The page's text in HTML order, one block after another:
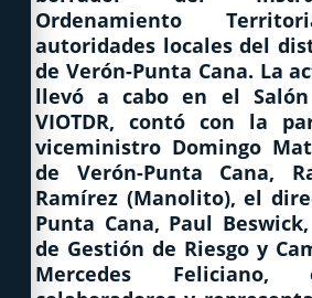
Ordenamiento
autoridades locales del
de Verón-Punta Cana. La
llevó a cabo en el
VIOTDR, contó con la
viceministro Domingo
de Verón-Punta Cana,
Ramírez (Manolito), el
Punta Cana, Paul
de Gestión de Riesgo y
Mercedes